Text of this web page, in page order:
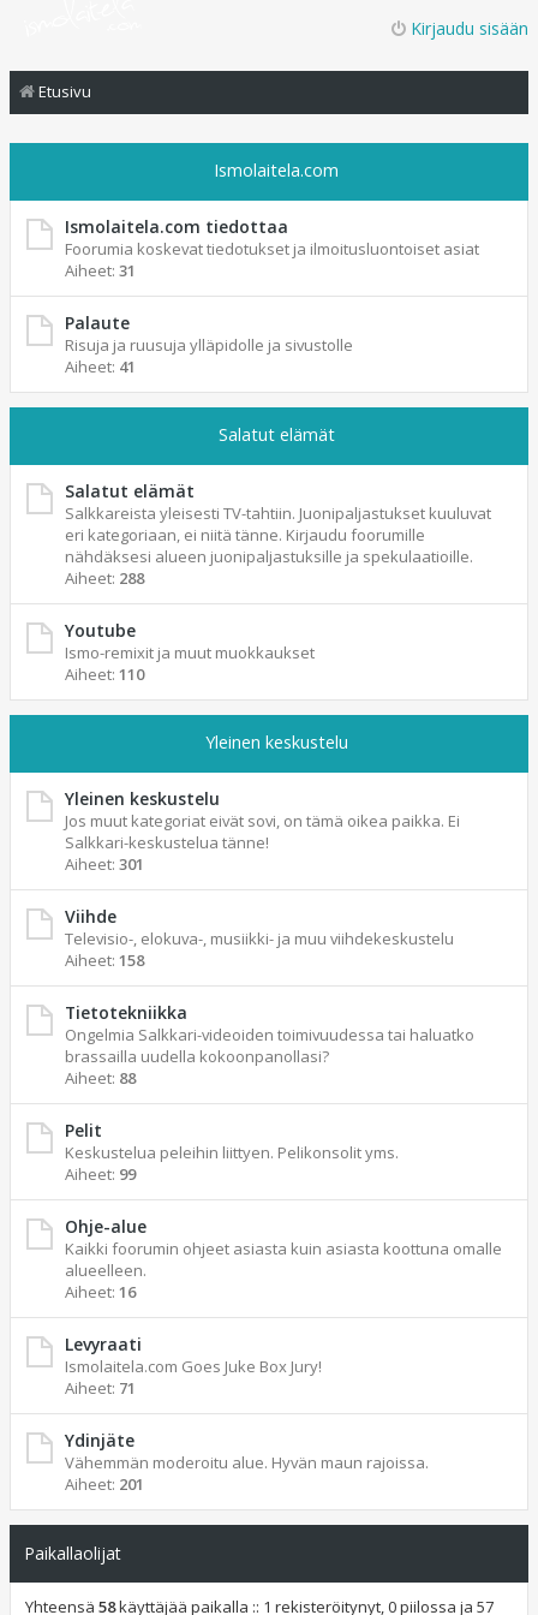
Kirjaudu sisään
Etusivu
Ismolaitela.com
Ismolaitela.com tiedottaa
Foorumia koskevat tiedotukset ja ilmoitusluontoiset asiat
Aiheet: 31
Palaute
Risuja ja ruusuja ylläpidolle ja sivustolle
Aiheet: 41
Salatut elämät
Salatut elämät
Salkkareista yleisesti TV-tahtiin. Juonipaljastukset kuuluvat
eri kategoriaan, ei niitä tänne. Kirjaudu foorumille
nähdäksesi alueen juonipaljastuksille ja spekulaatioille.
Aiheet: 288
Youtube
Ismo-remixit ja muut muokkaukset
Aiheet: 110
Yleinen keskustelu
Yleinen keskustelu
Jos muut kategoriat eivät sovi, on tämä oikea paikka. Ei
Salkkari-keskustelua tänne!
Aiheet: 301
Viihde
Televisio-, elokuva-, musiikki- ja muu viihdekeskustelu
Aiheet: 158
Tietotekniikka
Ongelmia Salkkari-videoiden toimivuudessa tai haluatko
brassailla uudella kokoonpanollasi?
Aiheet: 88
Pelit
Keskustelua peleihin liittyen. Pelikonsolit yms.
Aiheet: 99
Ohje-alue
Kaikki foorumin ohjeet asiasta kuin asiasta koottuna omalle
alueelleen.
Aiheet: 16
Levyraati
Ismolaitela.com Goes Juke Box Jury!
Aiheet: 71
Ydinjäte
Vähemmän moderoitu alue. Hyvän maun rajoissa.
Aiheet: 201
Paikallaolijat
Yhteensä 58käyttäjää paikalla :: 1 rekisteröitynyt, 0 piilossa ja 57